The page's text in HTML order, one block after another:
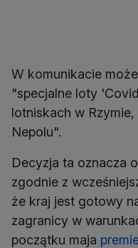
W komunikacie
"specjalne loty
lotniskach w
Nepolu".
Decyzja ta oznacza
zgodnie z
że kraj jest gotowy
zagranicy w
początku maja